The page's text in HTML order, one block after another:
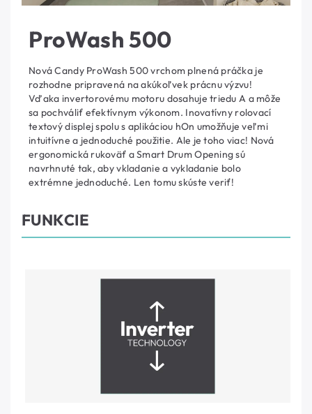
ProWash 500
Nová Candy ProWash 500 vrchom plnená práčka je
rozhodne pripravená na akúkoľvek prácnu výzvu!
Vďaka invertorovému motoru dosahuje triedu A a môže
sa pochváliť efektívnym výkonom. Inovatívny rolovací
textový displej spolu s aplikáciou hOn umožňuje veľmi
intuitívne a jednoduché použitie. Ale je toho viac! Nová
ergonomická rukoväť a Smart Drum Opening sú
navrhnuté tak, aby vkladanie a vykladanie bolo
extrémne jednoduché. Len tomu skúste veriť!
FUNKCIE